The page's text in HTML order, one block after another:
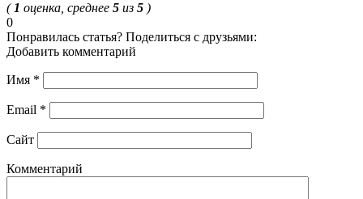
(1 оценка, среднее 5 из 5 )
0
Понравилась статья? Поделиться с друзьями:
Добавить комментарий
Имя *
Email *
Сайт
Комментарий